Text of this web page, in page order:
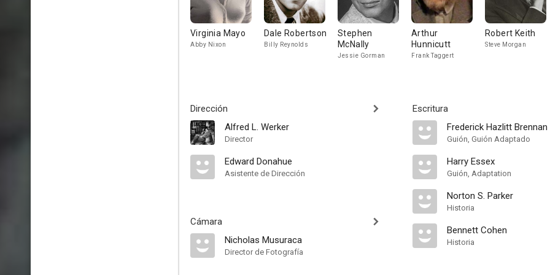
Virginia Mayo
Abby Nixon
Dale Robertson
Billy Reynolds
Stephen
McNally
Jessie Gorman
Arthur
Hunnicutt
Frank Taggert
Robert Keith
Steve Morgan
Dirección
Alfred L. Werker
Director
Edward Donahue
Asistente de Dirección
Cámara
Nicholas Musuraca
Director de Fotografía
Escritura
Frederick Hazlitt Brennan
Guión, Guión Adaptado
Harry Essex
Guión, Adaptation
Norton S. Parker
Historia
Bennett Cohen
Historia